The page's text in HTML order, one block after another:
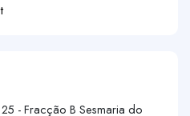
- Fracção B Sesmaria do